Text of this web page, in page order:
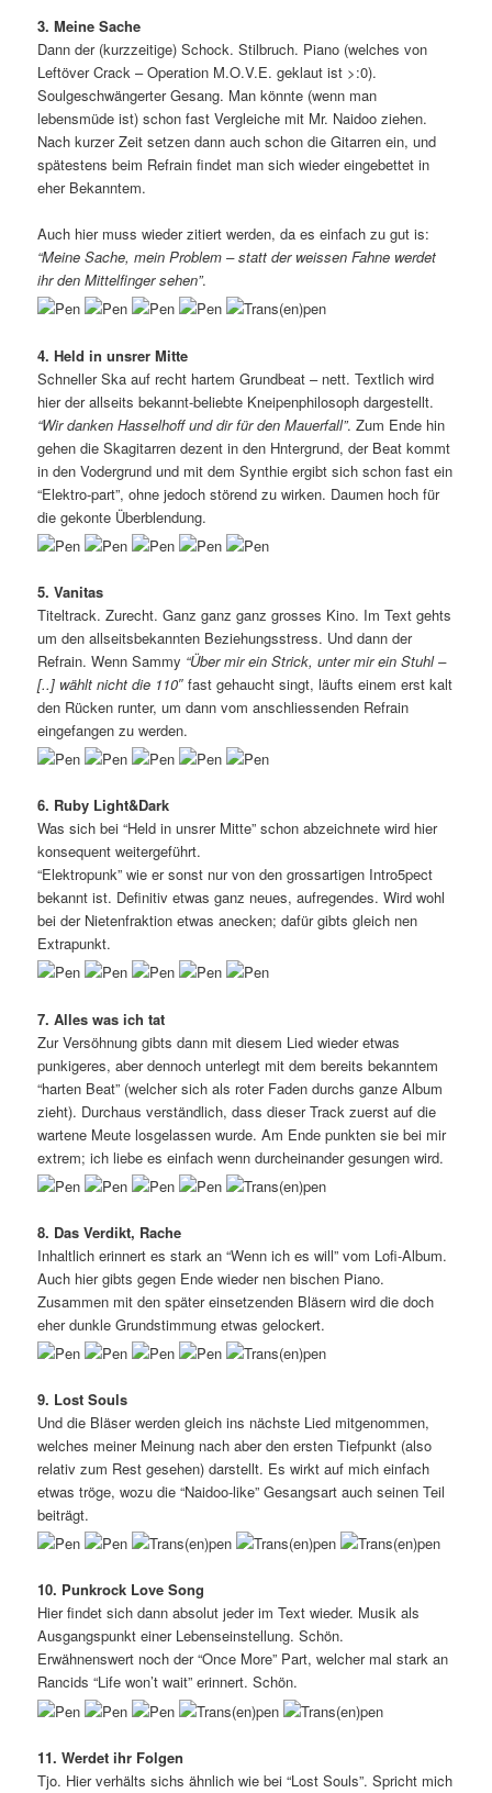
3. Meine Sache
Dann der (kurzzeitige) Schock. Stilbruch. Piano (welches von
Leftöver Crack – Operation M.O.V.E. geklaut ist >:0).
Soulgeschwängerter Gesang. Man könnte (wenn man
lebensmüde ist) schon fast Vergleiche mit Mr. Naidoo ziehen.
Nach kurzer Zeit setzen dann auch schon die Gitarren ein, und
spätestens beim Refrain findet man sich wieder eingebettet in
eher Bekanntem.
Auch hier muss wieder zitiert werden, da es einfach zu gut is:
“Meine Sache, mein Problem – statt der weissen Fahne werdet
ihr den Mittelfinger sehen”.
4. Held in unsrer Mitte
Schneller Ska auf recht hartem Grundbeat – nett. Textlich wird
hier der allseits bekannt-beliebte Kneipenphilosoph dargestellt.
“Wir danken Hasselhoff und dir für den Mauerfall”. Zum Ende hin
gehen die Skagitarren dezent in den Hntergrund, der Beat kommt
in den Vodergrund und mit dem Synthie ergibt sich schon fast ein
“Elektro-part”, ohne jedoch störend zu wirken. Daumen hoch für
die gekonte Überblendung.
5. Vanitas
Titeltrack. Zurecht. Ganz ganz ganz grosses Kino. Im Text gehts
um den allseitsbekannten Beziehungsstress. Und dann der
Refrain. Wenn Sammy “Über mir ein Strick, unter mir ein Stuhl –
[..] wählt nicht die 110″ fast gehaucht singt, läufts einem erst kalt
den Rücken runter, um dann vom anschliessenden Refrain
eingefangen zu werden.
6. Ruby Light&Dark
Was sich bei “Held in unsrer Mitte” schon abzeichnete wird hier
konsequent weitergeführt.
“Elektropunk” wie er sonst nur von den grossartigen Intro5pect
bekannt ist. Definitiv etwas ganz neues, aufregendes. Wird wohl
bei der Nietenfraktion etwas anecken; dafür gibts gleich nen
Extrapunkt.
7. Alles was ich tat
Zur Versöhnung gibts dann mit diesem Lied wieder etwas
punkigeres, aber dennoch unterlegt mit dem bereits bekanntem
“harten Beat” (welcher sich als roter Faden durchs ganze Album
zieht). Durchaus verständlich, dass dieser Track zuerst auf die
wartene Meute losgelassen wurde. Am Ende punkten sie bei mir
extrem; ich liebe es einfach wenn durcheinander gesungen wird.
8. Das Verdikt, Rache
Inhaltlich erinnert es stark an “Wenn ich es will” vom Lofi-Album.
Auch hier gibts gegen Ende wieder nen bischen Piano.
Zusammen mit den später einsetzenden Bläsern wird die doch
eher dunkle Grundstimmung etwas gelockert.
9. Lost Souls
Und die Bläser werden gleich ins nächste Lied mitgenommen,
welches meiner Meinung nach aber den ersten Tiefpunkt (also
relativ zum Rest gesehen) darstellt. Es wirkt auf mich einfach
etwas tröge, wozu die “Naidoo-like” Gesangsart auch seinen Teil
beiträgt.
10. Punkrock Love Song
Hier findet sich dann absolut jeder im Text wieder. Musik als
Ausgangspunkt einer Lebenseinstellung. Schön.
Erwähnenswert noch der “Once More” Part, welcher mal stark an
Rancids “Life won’t wait” erinnert. Schön.
11. Werdet ihr Folgen
Tjo. Hier verhälts sichs ähnlich wie bei “Lost Souls”. Spricht mich